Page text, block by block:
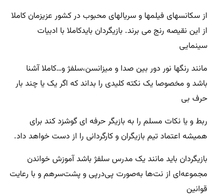
از سکانسهای فیلمها و سریالهای محبوب در کشور عزیزمان کاملا
از این نقیصه رنج می برند. بازیگردان بایدکاملا با ادبیات
سینمایی
مانند رنگها نور دور بین صدا و میزانسن،سلفژ و…کاملا آشنا
باشد و مخصوصا یک نکته کلیدی را بداند که اگر یک یا چند بار
حرف بی
ربط و یا نکات مسلم را به بازیگر حرفه ای گوشزد کند برای
همیشه اعتماد تیم بازیگران و کارگردانی را از دست خواهد داد.
بازیگردان باید مانند یک مدرس سلفژ باشد آموزش خواندن
مجموعه‌ای از نت‌ها به‌صورت پی‌درپی و پشت‌سرهم و با رعایت
قوانین